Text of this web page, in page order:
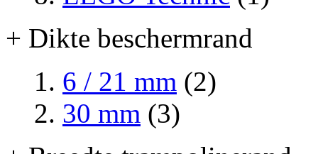
+ Dikte beschermrand
6 / 21 mm (2)
30 mm (3)